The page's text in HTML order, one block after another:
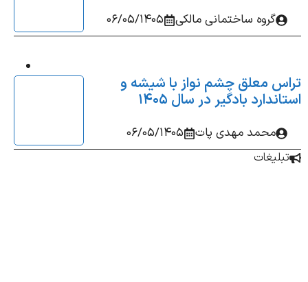
06/05/1405 گروه ساختمانی مالکی
معلق چشم‌ نواز با شیشه و
بادگیر در سال 1405
06/05/1405
محمد مهدی پات